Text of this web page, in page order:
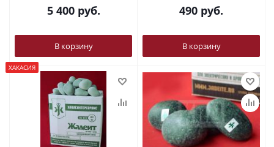
5 400руб.
В корзину
490 руб.
В корзину
ХАКАСИЯ